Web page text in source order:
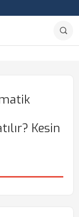
Kesin